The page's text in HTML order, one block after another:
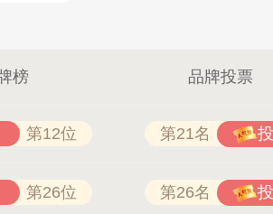
榜 品牌投票
第12位 第21名
第26位 第26名